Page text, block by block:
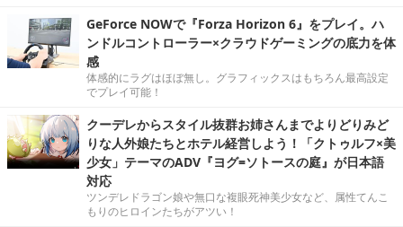
GeForce NOWで『Forza Horizon 6』をプレイ。ハ
ンドルコントローラー×クラウドゲーミングの底力を体
感
体感的にラグはほぼ無し。グラフィックスはもちろん最高設定
でプレイ可能！
クーデレからスタイル抜群お姉さんまでよりどりみど
りな人外娘たちとホテル経営しよう！「クトゥルフ×美
少女」テーマのADV『ヨグ=ソトースの庭』が日本語
対応
ツンデレドラゴン娘や無口な複眼死神美少女など、属性てんこ
もりのヒロインたちがアツい！